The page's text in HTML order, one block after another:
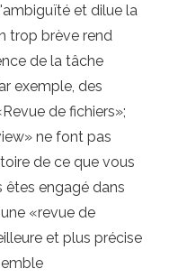
et dilue la
trop brève rend
de la tâche
exemple, des
de fichiers»;
ne font pas
de ce que vous
engagé dans
«revue de
et plus précise